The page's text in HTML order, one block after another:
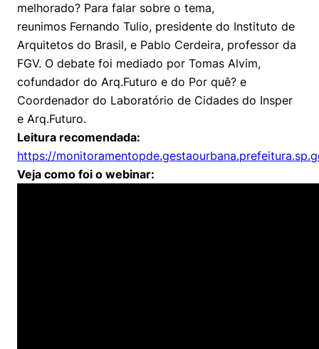
Engenharia de Computação
Engenharia de Produção
Engenharia Mecânica
Engenharia Mecatrônica
Economia
Finanças
Seminários Acadêmicos
Comitê de Ética em Pesquisa
Linkedin
Ensino e aprendizagem
Canal de Ética
Ouvidoria
Portal da Privacidade
melhorado? Para falar sobre o tema,
reunimos Fernando Tulio, presidente do Instituto de
Arquitetos do Brasil, e Pablo Cerdeira, professor da
FGV. O debate foi mediado por Tomas Alvim,
cofundador do Arq.Futuro e do Por quê? e
Coordenador do Laboratório de Cidades do Insper
e Arq.Futuro.
Leitura recomendada:
https://
Veja como foi o webinar: